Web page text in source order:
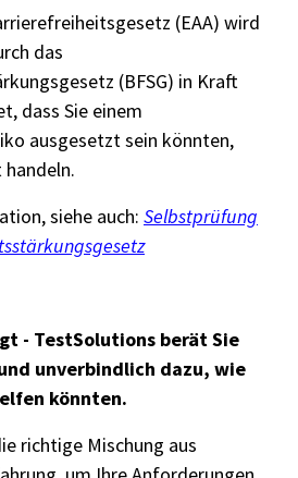
(EAA) wird
das
(BFSG) in Kraft
dass Sie einem
ausgesetzt sein könnten,
siehe auch: Selbstprüfung
- TestSolutions berät Sie
unverbindlich dazu, wie
könnten.
richtige Mischung aus